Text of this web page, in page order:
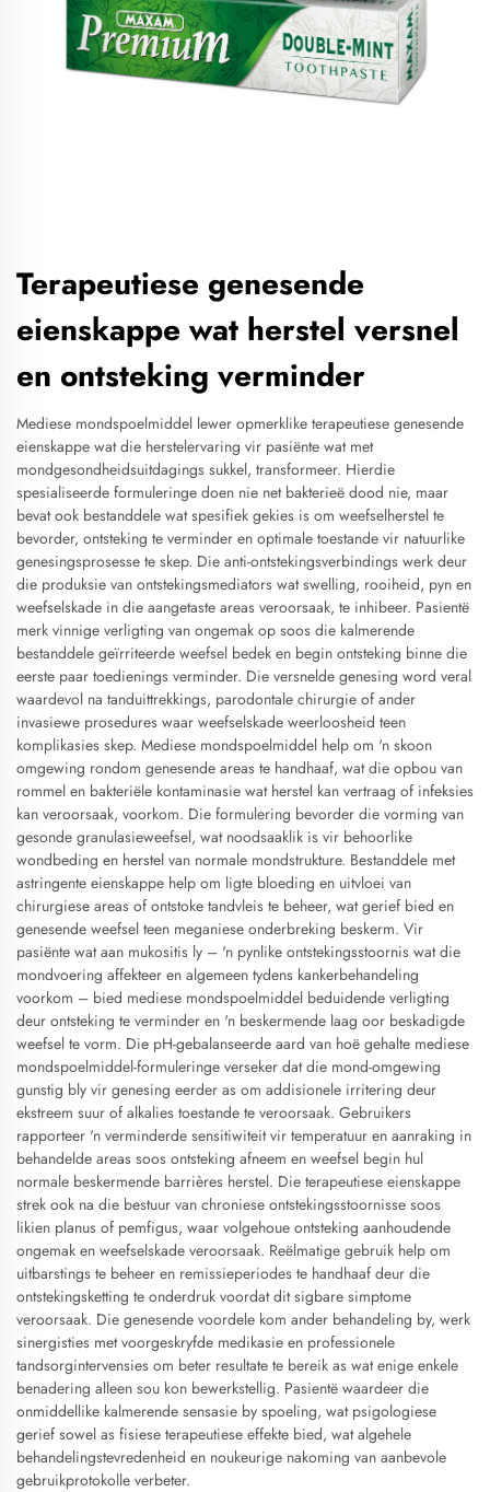
Terapeutiese genesende
eienskappe wat herstel versnel
en ontsteking verminder
Mediese mondspoelmiddel lewer opmerklike terapeutiese genesende
eienskappe wat die herstelervaring vir pasiënte wat met
mondgesondheidsuitdagings sukkel, transformeer. Hierdie
spesialiseerde formuleringe doen nie net bakterieë dood nie, maar
bevat ook bestanddele wat spesifiek gekies is om weefselherstel te
bevorder, ontsteking te verminder en optimale toestande vir natuurlike
genesingsprosesse te skep. Die anti-ontstekingsverbindings werk deur
die produksie van ontstekingsmediators wat swelling, rooiheid, pyn en
weefselskade in die aangetaste areas veroorsaak, te inhibeer. Pasientë
merk vinnige verligting van ongemak op soos die kalmerende
bestanddele geïrriteerde weefsel bedek en begin ontsteking binne die
eerste paar toedienings verminder. Die versnelde genesing word veral
waardevol na tanduittrekkings, parodontale chirurgie of ander
invasiewe prosedures waar weefselskade weerloosheid teen
komplikasies skep. Mediese mondspoelmiddel help om 'n skoon
omgewing rondom genesende areas te handhaaf, wat die opbou van
rommel en bakteriële kontaminasie wat herstel kan vertraag of infeksies
kan veroorsaak, voorkom. Die formulering bevorder die vorming van
gesonde granulasieweefsel, wat noodsaaklik is vir behoorlike
wondbeding en herstel van normale mondstrukture. Bestanddele met
astringente eienskappe help om ligte bloeding en uitvloei van
chirurgiese areas of ontstoke tandvleis te beheer, wat gerief bied en
genesende weefsel teen meganiese onderbreking beskerm. Vir
pasiënte wat aan mukositis ly – 'n pynlike ontstekingsstoornis wat die
mondvoering affekteer en algemeen tydens kankerbehandeling
voorkom – bied mediese mondspoelmiddel beduidende verligting
deur ontsteking te verminder en 'n beskermende laag oor beskadigde
weefsel te vorm. Die pH-gebalanseerde aard van hoë gehalte mediese
mondspoelmiddel-formuleringe verseker dat die mond-omgewing
gunstig bly vir genesing eerder as om addisionele irritering deur
ekstreem suur of alkalies toestande te veroorsaak. Gebruikers
rapporteer 'n verminderde sensitiwiteit vir temperatuur en aanraking in
behandelde areas soos ontsteking afneem en weefsel begin hul
normale beskermende barrières herstel. Die terapeutiese eienskappe
strek ook na die bestuur van chroniese ontstekingsstoornisse soos
likien planus of pemfigus, waar volgehoue ontsteking aanhoudende
ongemak en weefselskade veroorsaak. Reëlmatige gebruik help om
uitbarstings te beheer en remissieperiodes te handhaaf deur die
ontstekingsketting te onderdruk voordat dit sigbare simptome
veroorsaak. Die genesende voordele kom ander behandeling by, werk
sinergisties met voorgeskryfde medikasie en professionele
tandsorgintervensies om beter resultate te bereik as wat enige enkele
benadering alleen sou kon bewerkstellig. Pasientë waardeer die
onmiddellike kalmerende sensasie by spoeling, wat psigologiese
gerief sowel as fisiese terapeutiese effekte bied, wat algehele
behandelingstevredenheid en noukeurige nakoming van aanbevole
gebruikprotokolle verbeter.